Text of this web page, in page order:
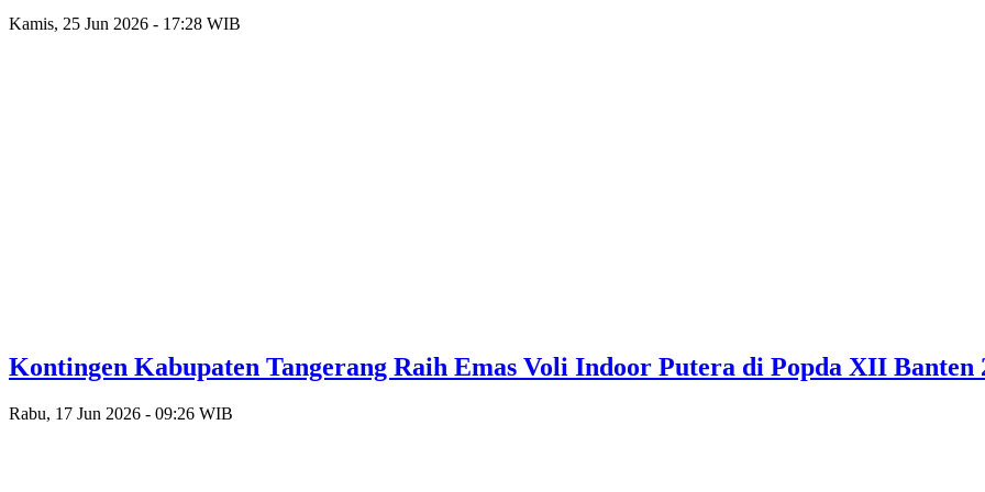
Kamis, 25 Jun 2026 - 17:28 WIB
Kontingen Kabupaten Tangerang Raih Emas Voli Indoor Putera di Popda XII Banten
Rabu, 17 Jun 2026 - 09:26 WIB